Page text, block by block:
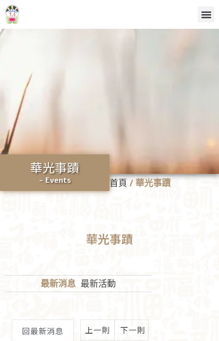
華光事蹟
- Events 首頁 / 華光事蹟
華光事蹟
最新消息 最新活動
回最新消息 上一則 下一則